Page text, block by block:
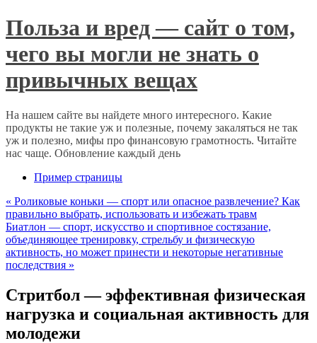
Польза и вред — сайт о том,
чего вы могли не знать о
привычных вещах
На нашем сайте вы найдете много интересного. Какие
продукты не такие уж и полезные, почему закаляться не так
уж и полезно, мифы про финансовую грамотность. Читайте
нас чаще. Обновление каждый день
Пример страницы
« Роликовые коньки — спорт или опасное развлечение? Как
правильно выбрать, использовать и избежать травм
Биатлон — спорт, искусство и спортивное состязание,
объединяющее тренировку, стрельбу и физическую
активность, но может принести и некоторые негативные
последствия »
Стритбол — эффективная физическая
нагрузка и социальная активность для
молодежи